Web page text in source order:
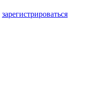
зарегистрироваться